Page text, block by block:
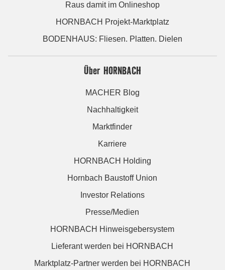
Raus damit im Onlineshop
HORNBACH Projekt-Marktplatz
BODENHAUS: Fliesen. Platten. Dielen
Über HORNBACH
MACHER Blog
Nachhaltigkeit
Marktfinder
Karriere
HORNBACH Holding
Hornbach Baustoff Union
Investor Relations
Presse/Medien
HORNBACH Hinweisgebersystem
Lieferant werden bei HORNBACH
Marktplatz-Partner werden bei HORNBACH